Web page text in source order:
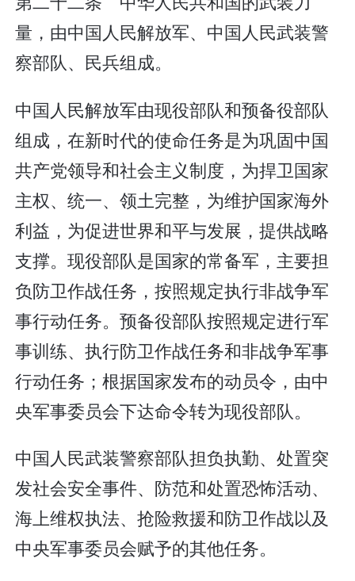
量，由中国人民解放军、中国人民武装警
察部队、民兵组成。
中国人民解放军由现役部队和预备役部队
组成，在新时代的使命任务是为巩固中国
共产党领导和社会主义制度，为捍卫国家
主权、统一、领土完整，为维护国家海外
利益，为促进世界和平与发展，提供战略
支撑。现役部队是国家的常备军，主要担
负防卫作战任务，按照规定执行非战争军
事行动任务。预备役部队按照规定进行军
事训练、执行防卫作战任务和非战争军事
行动任务；根据国家发布的动员令，由中
央军事委员会下达命令转为现役部队。
中国人民武装警察部队担负执勤、处置突
发社会安全事件、防范和处置恐怖活动、
海上维权执法、抢险救援和防卫作战以及
中央军事委员会赋予的其他任务。